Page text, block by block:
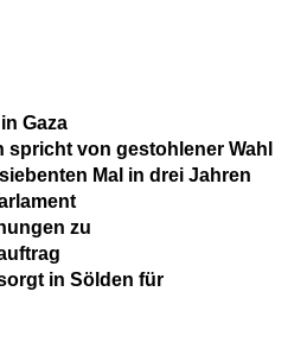
Gaza
von gestohlener Wahl
Mal in drei Jahren
zu
in Sölden für